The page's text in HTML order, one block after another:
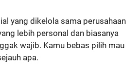
yang dikelola sama perusahaan
lebih personal dan biasanya
wajib. Kamu bebas pilih mau
apa.